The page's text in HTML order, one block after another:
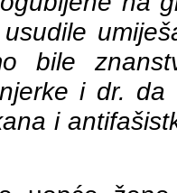
bile
i dr.
i